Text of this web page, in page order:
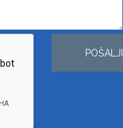
POŠALJI